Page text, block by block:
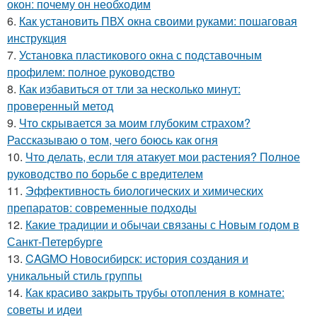
окон: почему он необходим
6. Как установить ПВХ окна своими руками: пошаговая
инструкция
7. Установка пластикового окна с подставочным
профилем: полное руководство
8. Как избавиться от тли за несколько минут:
проверенный метод
9. Что скрывается за моим глубоким страхом?
Рассказываю о том, чего боюсь как огня
10. Что делать, если тля атакует мои растения? Полное
руководство по борьбе с вредителем
11. Эффективность биологических и химических
препаратов: современные подходы
12. Какие традиции и обычаи связаны с Новым годом в
Санкт-Петербурге
13. CAGMO Новосибирск: история создания и
уникальный стиль группы
14. Как красиво закрыть трубы отопления в комнате:
советы и идеи